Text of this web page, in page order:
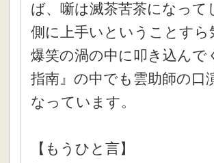
ば、噺は滅茶苦茶になっ
側に上手いということす
爆笑の渦の中に叩き込ん
指南』の中でも雲助師の
なっています。
【もうひと言】